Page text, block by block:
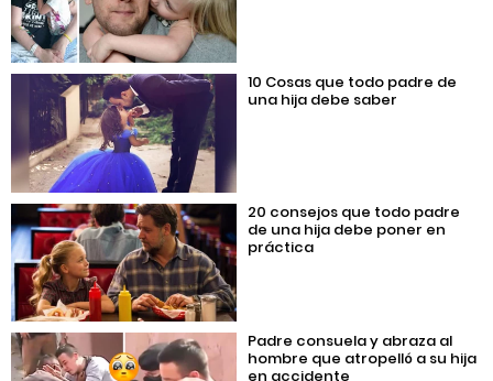
10 Cosas que todo padre de
una hija debe saber
20 consejos que todo padre
de una hija debe poner en
práctica
Padre consuela y abraza al
hombre que atropelló a su hija
en accidente